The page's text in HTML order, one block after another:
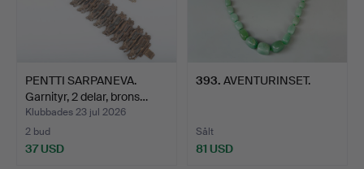
PENTTI SARPANEVA.
Garnityr, 2 delar, brons…
Klubbades 23 jul 2026
2 bud
37 USD
393. AVENTURINSET.
Sålt
81 USD